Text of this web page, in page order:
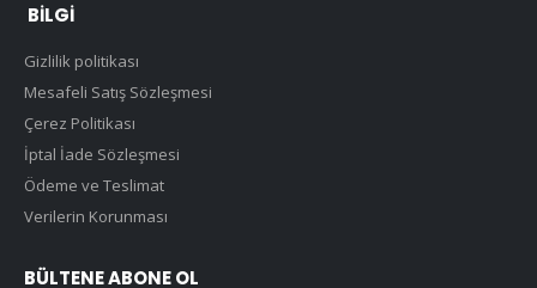
BILGI
Gizlilik politikası
Mesafeli Satış Sözleşmesi
Çerez Politikası
İptal İade Sözleşmesi
Ödeme ve Teslimat
Verilerin Korunması
BÜLTENE ABONE OL